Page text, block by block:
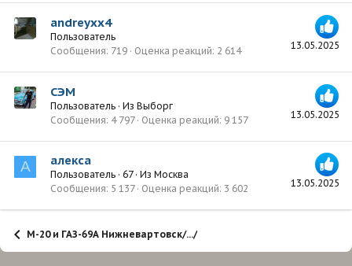
13.05.2025
andreyxx4
Пользователь
Сообщения 719 Оценка реакций 2 614
13.05.2025
СЭМ
Пользователь · Из Выборг
Сообщения 4 797 Оценка реакций 9 157
А
13.05.2025
алекса
Пользователь · 67 · Из Москва
Сообщения 5 137 Оценка реакций 3 602
М-20 и ГАЗ-69А Нижневартовск/.../